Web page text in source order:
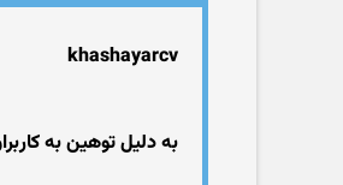
khashayarcv
به دلیل توهین به